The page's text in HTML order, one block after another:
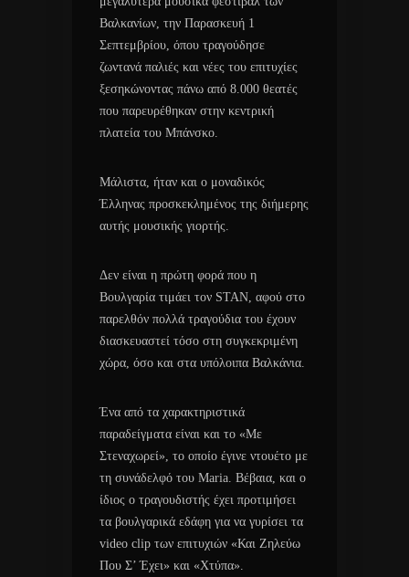
Βαλκανίων, την Παρασκευή 1
Σεπτεμβρίου, όπου τραγούδησε
ζωντανά παλιές και νέες του επιτυχίες
ξεσηκώνοντας πάνω από 8.000 θεατές
που παρευρέθηκαν στην κεντρική
πλατεία του Μπάνσκο.
Μάλιστα, ήταν και ο μοναδικός
Έλληνας προσκεκλημένος της διήμερης
αυτής μουσικής γιορτής.
Δεν είναι η πρώτη φορά που η
Βουλγαρία τιμάει τον STAN, αφού στο
παρελθόν πολλά τραγούδια του έχουν
διασκευαστεί τόσο στη συγκεκριμένη
χώρα, όσο και στα υπόλοιπα Βαλκάνια.
Ένα από τα χαρακτηριστικά
παραδείγματα είναι και το «Με
Στεναχωρεί», το οποίο έγινε ντουέτο με
τη συνάδελφό του Maria. Βέβαια, και ο
ίδιος ο τραγουδιστής έχει προτιμήσει
τα βουλγαρικά εδάφη για να γυρίσει τα
video clip των επιτυχιών «Και Ζηλεύω
Που Σ’ Έχει» και «Χτύπα».